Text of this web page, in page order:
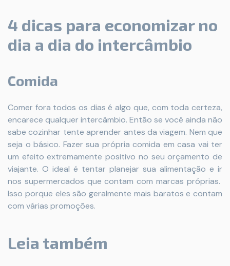
4 dicas para economizar no
dia a dia do intercâmbio
Comida
Comer fora todos os dias é algo que, com toda certeza,
encarece qualquer intercâmbio. Então se você ainda não
sabe cozinhar tente aprender antes da viagem. Nem que
seja o básico. Fazer sua própria comida em casa vai ter
um efeito extremamente positivo no seu orçamento de
viajante. O ideal é tentar planejar sua alimentação e ir
nos supermercados que contam com marcas próprias.
Isso porque eles são geralmente mais baratos e contam
com várias promoções.
Leia também